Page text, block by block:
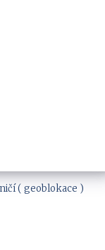
( geoblokace )